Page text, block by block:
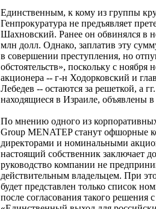
Единственным, к кому из группы
Генпрокуратура не предъявляет
Шахновский. Ранее он обвинялся в
млн долл. Однако, заплатив эту
в совершении преступления, но
обстоятельств», поскольку с
акционера -- г-н Ходорковский и
Лебедев -- остаются за решеткой, а
находящиеся в Израиле, объявлены в
По мнению одного из
Group MENATEP станут офшорные
директорами и номинальными
настоящий собственник заключает
руководство компании не
действительным владельцем. При
будет представлен только список
после согласования такого